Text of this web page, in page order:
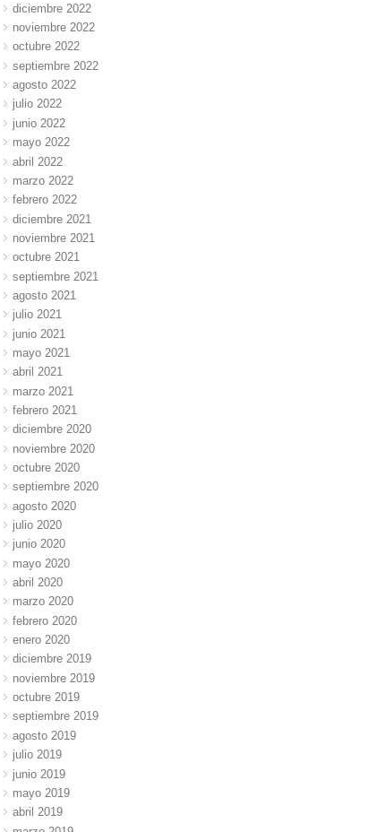
diciembre 2022
noviembre 2022
octubre 2022
septiembre 2022
agosto 2022
julio 2022
junio 2022
mayo 2022
abril 2022
marzo 2022
febrero 2022
diciembre 2021
noviembre 2021
octubre 2021
septiembre 2021
agosto 2021
julio 2021
junio 2021
mayo 2021
abril 2021
marzo 2021
febrero 2021
diciembre 2020
noviembre 2020
octubre 2020
septiembre 2020
agosto 2020
julio 2020
junio 2020
mayo 2020
abril 2020
marzo 2020
febrero 2020
enero 2020
diciembre 2019
noviembre 2019
octubre 2019
septiembre 2019
agosto 2019
julio 2019
junio 2019
mayo 2019
abril 2019